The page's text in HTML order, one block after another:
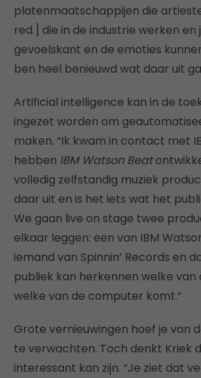
platenmaatschappijen die
red.] die in de industrie werken en
gevoelskant en de emoties
ben heel benieuwd wat daar uit
Artificial intelligence kan in de
ingezet worden om
maken. “Ik kwam in contact met
hebben IBM Watson Beat
volledig zelfstandig muziek
daar uit en is het iets wat het
We gaan live on stage twee
elkaar leggen: een van IBM
iemand van Spinnin’ Records en
publiek kan herkennen welke van
welke van de computer komt.”
Grote vernieuwingen hoef je van
te verwachten. Toch denkt Kriek
interessant kan zijn. “Je ziet dat